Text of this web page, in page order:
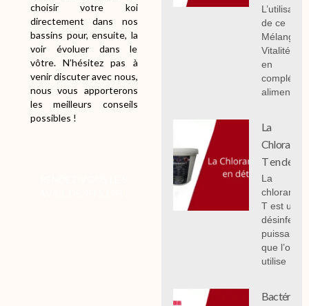
choisir votre koi
directement dans nos
bassins pour, ensuite, la
voir évoluer dans le
vôtre. N’hésitez pas à
venir discuter avec nous,
nous vous apporterons
les meilleurs conseils
possibles !
L’utilisation
de ce
Mélange
Vitalité 1
en
alimentaire
La
T en détail
La
chloramine
T est un
puissant
que l’on
utilise
Bactéries